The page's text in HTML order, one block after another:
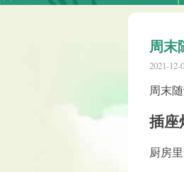
周末
2021-12-
周末
插座
厨房